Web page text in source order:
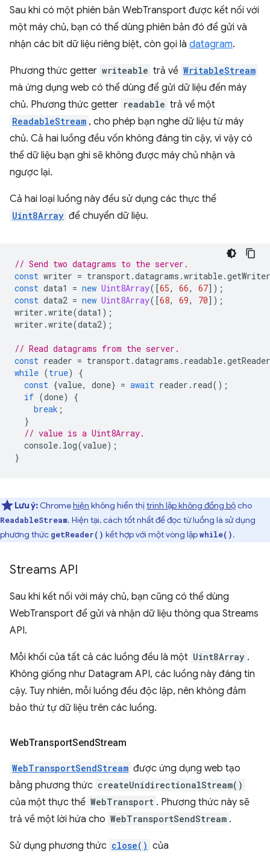
Sau khi có một phiên bản WebTransport được kết nối với
một máy chủ, bạn có thể dùng phiên bản đó để gửi và
nhận các bit dữ liệu riêng biệt, còn gọi là datagram.
Phương thức getter writeable trả về WritableStream
mà ứng dụng web có thể dùng để gửi dữ liệu đến máy
chủ. Phương thức getter readable trả về một
ReadableStream , cho phép bạn nghe dữ liệu từ máy
chủ. Cả hai luồng đều vốn không đáng tin cậy, vì vậy có
thể dữ liệu bạn ghi sẽ không được máy chủ nhận và
ngược lại.
Cả hai loại luồng này đều sử dụng các thực thể
Uint8Array để chuyển dữ liệu.
// Send two datagrams to the server.
const writer = transport.datagrams .writable.getWriter
const data1 = new Uint8Array([65, 66, 67]);
const data2 = new Uint8Array([68, 69, 70]);
writer .write(data1 );
writer .write(data2);
// Read datagrams from the server.
const reader = transport.datagrams . readable.getReader
while (true)
{
const {value, done} = await reader . read();
if (done)
{
break ;
}
// value is a Uint8Array.
console. log(value);
}
Lưu ý: Chromehiện không hiển thịtrình lặp không đồng bộcho
ReadableStream. Hiện tại, cách tốt nhất để đọc từ luồng là sử dụng
phương thức getReader() kết hợp với một vòng lặpwhile().
Streams API
Sau khi kết nối với máy chủ, bạn cũng có thể dùng
WebTransport để gửi và nhận dữ liệu thông qua Streams
API.
Mỗi khối của tất cả các luồng đều là một Uint8Array .
Không giống như Datagram API, các luồng này đáng tin
cậy. Tuy nhiên, mỗi luồng đều độc lập, nên không đảm
bảo thứ tự dữ liệu trên các luồng.
WebTransportSendStream
WebTransportSendStream được ứng dụng web tạo
bằng phương thức createUnidirectionalStream()
của một thực thể WebTransport . Phương thức này sẽ
trả về một lời hứa cho WebTransportSendStream .
Sử dụng phương thức close() của